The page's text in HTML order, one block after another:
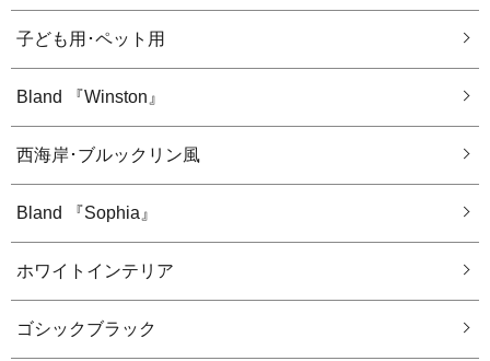
子ども用･ペット用
Bland 『Winston』
西海岸･ブルックリン風
Bland 『Sophia』
ホワイトインテリア
ゴシックブラック